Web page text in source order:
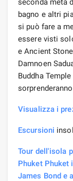
bagno e altri
si può fare a
essere visti
e Ancient
Damnoen
Buddha
Visualizza i
Escursioni
Tour dell'isola
Phuket
James Bond e